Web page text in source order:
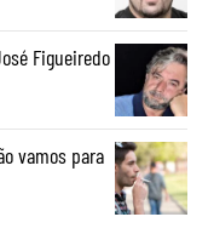
Figueiredo
vamos para